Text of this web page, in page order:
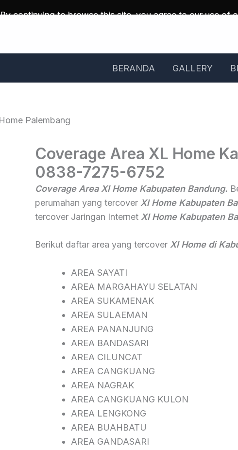
BERANDA GALLERY
Coverage Area XL Home
0838-7275-6752
Coverage Area Xl Home Kabupaten Bandung.
perumahan yang tercover Xl Home Kabupaten
tercover Jaringan Internet Xl Home Kabupaten
Berikut daftar area yang tercover Xl Home di
AREA SAYATI
AREA MARGAHAYU SELATAN
AREA SUKAMENAK
AREA SULAEMAN
AREA PANANJUNG
AREA BANDASARI
AREA CILUNCAT
AREA CANGKUANG
AREA NAGRAK
AREA CANGKUANG KULON
AREA LENGKONG
AREA BUAHBATU
AREA GANDASARI
By continuing to browse this site, you agree to ouruse of